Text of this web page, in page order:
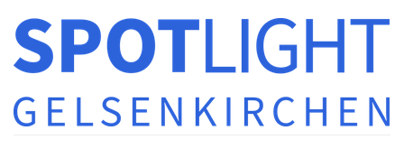
Zum
Haupt-
Inhalt
springen